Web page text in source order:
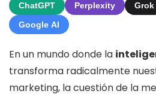
ChatGPT Perplexity Grok
Google AI
En un mundo donde la
transforma radicalmente
marketing, la cuestión de la